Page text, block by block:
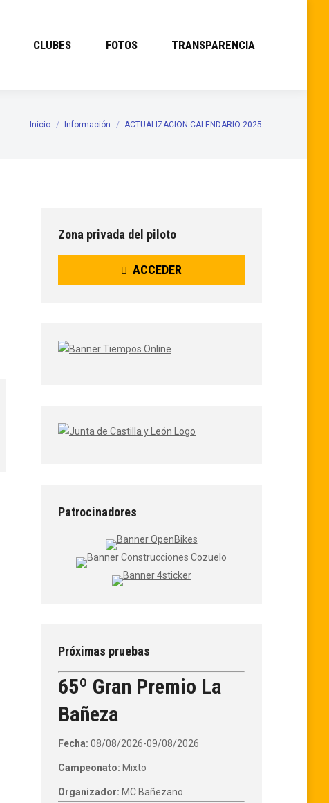
CLUBES FOTOS TRANSPARENCIA
Estás aquí:
Inicio Información ACTUALIZACION CALENDARIO 2025
Zona privada del piloto
ACCEDER
Patrocinadores
Próximas pruebas
65º Gran Premio La
Bañeza
Fecha: 08/08/2026-09/08/2026
Campeonato: Mixto
Organizador: MC Bañezano